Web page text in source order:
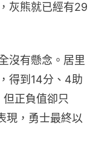
灰熊就已經有29
沒有懸念。居里
得到14分、4助
正負值卻只
現，勇士最終以